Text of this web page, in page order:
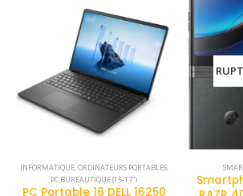
INFORMATIQUE,ORDINATEURS PORTABLES,
PC BUREAUTIQUE (15-17")
PC Portable 16 DELL 16250